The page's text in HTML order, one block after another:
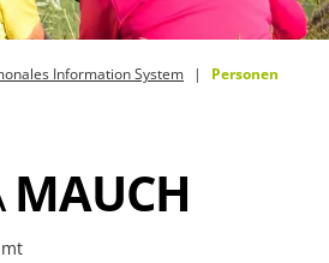
Information System Personen
MAUCH